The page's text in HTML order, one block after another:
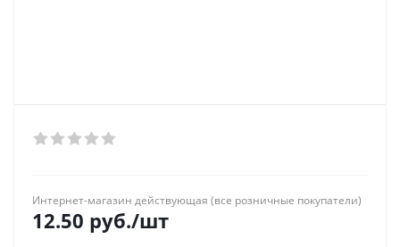
Интернет-магазин действующая (все розничные покупатели)
12.50 руб./шт